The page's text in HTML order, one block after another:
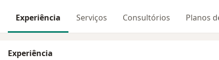
Experiência Serviços Consultórios Planos
Experiência